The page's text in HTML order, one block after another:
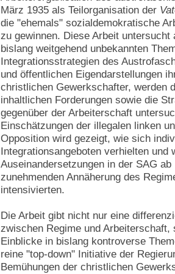
März 1935 als Teilorganisation der
die "ehemals" sozialdemokratische
zu gewinnen. Diese Arbeit untersucht
bislang weitgehend unbekannten
Integrationsstrategien des
und öffentlichen Eigendarstellungen
christlichen Gewerkschafter, werden
inhaltlichen Forderungen sowie die
gegenüber der Arbeiterschaft
Einschätzungen der illegalen linken
Opposition wird gezeigt, wie sich
Integrationsangeboten verhielten und
Auseinandersetzungen in der SAG
zunehmenden Annäherung des
intensivierten.
Die Arbeit gibt nicht nur eine
zwischen Regime und Arbeiterschaft,
Einblicke in bislang kontroverse
reine "top-down" Initiative der
Bemühungen der christlichen